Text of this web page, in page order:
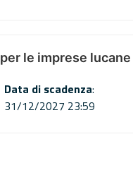
le imprese lucane
Data di scadenza:
31/12/2027 23:59